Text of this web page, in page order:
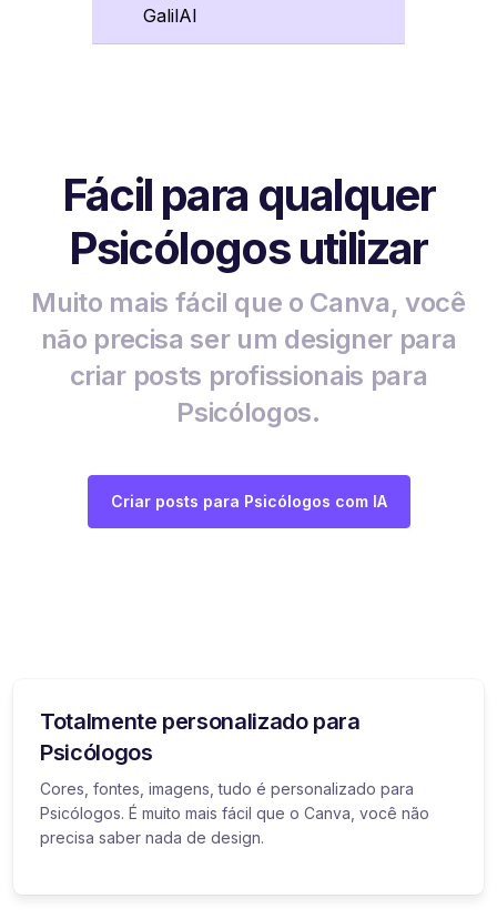
GalilAI
Fácil para qualquer
Psicólogos utilizar
Muito mais fácil que o Canva, você
não precisa ser um designer para
criar posts profissionais para
Psicólogos.
Criar posts para Psicólogos com IA
Totalmente personalizado para
Psicólogos
Cores, fontes, imagens, tudo é personalizado para
Psicólogos. É muito mais fácil que o Canva, você não
precisa saber nada de design.